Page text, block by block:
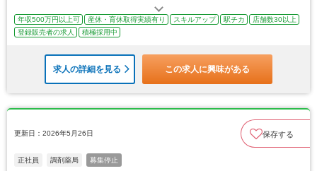
年収500万円以上可 産休・育休取得実績有り スキルアップ 駅チカ
店舗数30以上
登録販売者の求人
積極採用中
求人の詳細を見る この求人に興味がある
更新日：2026年5月26日 保存する
正社員 調剤薬局 募集停止